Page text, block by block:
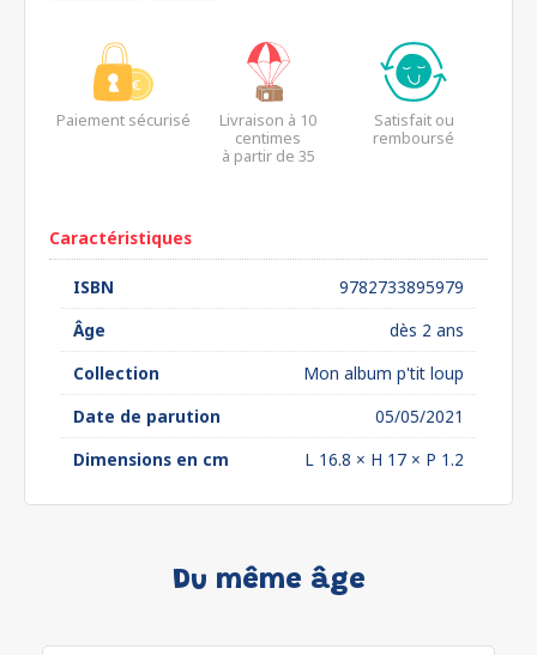
Paiement sécurisé
Livraison à 10
centimes
à partir de 35
Satisfait ou
remboursé
Caractéristiques
ISBN
9782733895979
Âge
dès 2 ans
Collection
Mon album p'tit loup
Date de parution
05/05/2021
Dimensions en cm
L 16.8 × H 17 × P 1.2
Du même âge